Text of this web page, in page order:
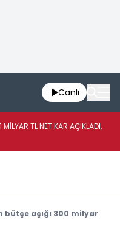
Canlı
MİLYAR TL NET KAR AÇIKLADI,
bütçe açığı 300 milyar